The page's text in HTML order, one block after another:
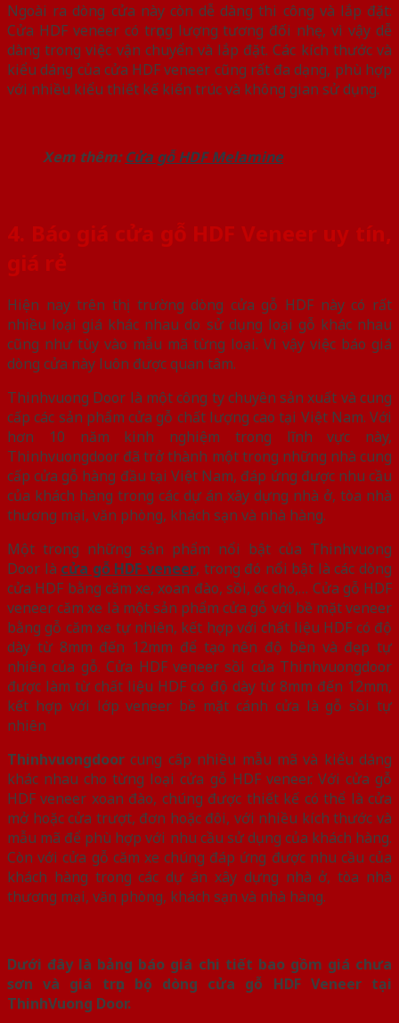
Ngoài ra dòng cửa này còn dễ dàng thi công và lắp đặt:
Cửa HDF veneer có trọng lượng tương đối nhẹ, vì vậy dễ
dàng trong việc vận chuyển và lắp đặt. Các kích thước và
kiểu dáng của cửa HDF veneer cũng rất đa dạng, phù hợp
với nhiều kiểu thiết kế kiến trúc và không gian sử dụng.
Xem thêm:Cửa gỗ HDF Melamine
4. Báo giá cửa gỗ HDF Veneer uy tín,
giá rẻ
Hiện nay trên thị trường dòng cửa gỗ HDF này có rất
nhiều loại giá khác nhau do sử dụng loại gỗ khác nhau
cũng như tùy vào mẫu mã từng loại. Vì vậy việc báo giá
dòng cửa này luôn được quan tâm.
Thinhvuong Door là một công ty chuyên sản xuất và cung
cấp các sản phẩm cửa gỗ chất lượng cao tại Việt Nam. Với
hơn 10 năm kinh nghiệm trong lĩnh vực này,
Thinhvuongdoor đã trở thành một trong những nhà cung
cấp cửa gỗ hàng đầu tại Việt Nam, đáp ứng được nhu cầu
của khách hàng trong các dự án xây dựng nhà ở, tòa nhà
thương mại, văn phòng, khách sạn và nhà hàng.
Một trong những sản phẩm nổi bật của Thinhvuong
Door là cửa gỗ HDF veneer, trong đó nổi bật là các dòng
cửa HDF bằng căm xe, xoan đào, sồi, óc chó,… Cửa gỗ HDF
veneer căm xe là một sản phẩm cửa gỗ với bề mặt veneer
bằng gỗ căm xe tự nhiên, kết hợp với chất liệu HDF có độ
dày từ 8mm đến 12mm để tạo nên độ bền và đẹp tự
nhiên của gỗ. Cửa HDF veneer sồi của Thinhvuongdoor
được làm từ chất liệu HDF có độ dày từ 8mm đến 12mm,
kết hợp với lớp veneer bề mặt cánh cửa là gỗ sồi tự
nhiên
Thinhvuongdoor cung cấp nhiều mẫu mã và kiểu dáng
khác nhau cho từng loại cửa gỗ HDF veneer. Với cửa gỗ
HDF veneer xoan đào, chúng được thiết kế có thể là cửa
mở hoặc cửa trượt, đơn hoặc đôi, với nhiều kích thước và
mẫu mã để phù hợp với nhu cầu sử dụng của khách hàng.
Còn với cửa gỗ căm xe chúng đáp ứng được nhu cầu của
khách hàng trong các dự án xây dựng nhà ở, tòa nhà
thương mại, văn phòng, khách sạn và nhà hàng.
Dưới đây là bảng báo giá chi tiết bao gồm giá chưa
sơn và giá trọn bộ dòng cửa gỗ HDF Veneer tại
ThinhVuong Door.